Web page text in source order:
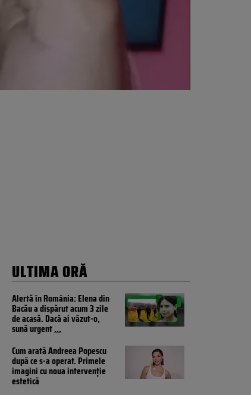
ULTIMA ORĂ
Alertă în România: Elena din
Bacău a dispărut acum 3 zile
de acasă. Dacă ai văzut-o,
sună urgent...
Cum arată Andreea Popescu
după ce s-a operat. Primele
imagini cu noua intervenție
estetică